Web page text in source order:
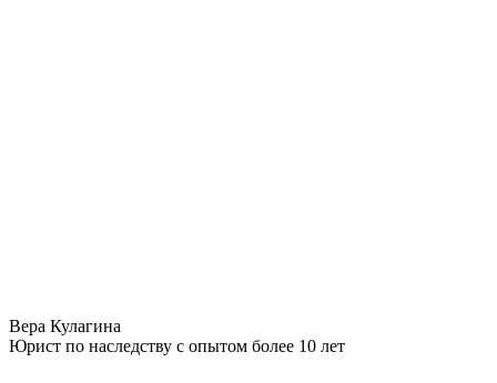
Вера Кулагина
Юрист по наследству с опытом более 10 лет